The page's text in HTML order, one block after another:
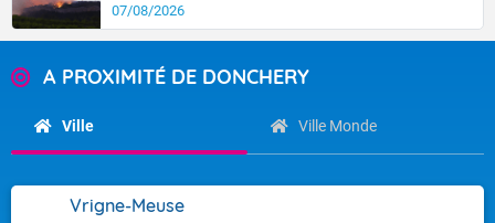
07/08/2026
A PROXIMITÉ DE DONCHERY
Ville Ville Monde
Vrigne-Meuse